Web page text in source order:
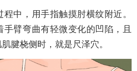
中，用手指触摸肘横纹附近。
手臂弯曲有轻微变化的凹陷，且
腱桡侧时，就是尺泽穴。